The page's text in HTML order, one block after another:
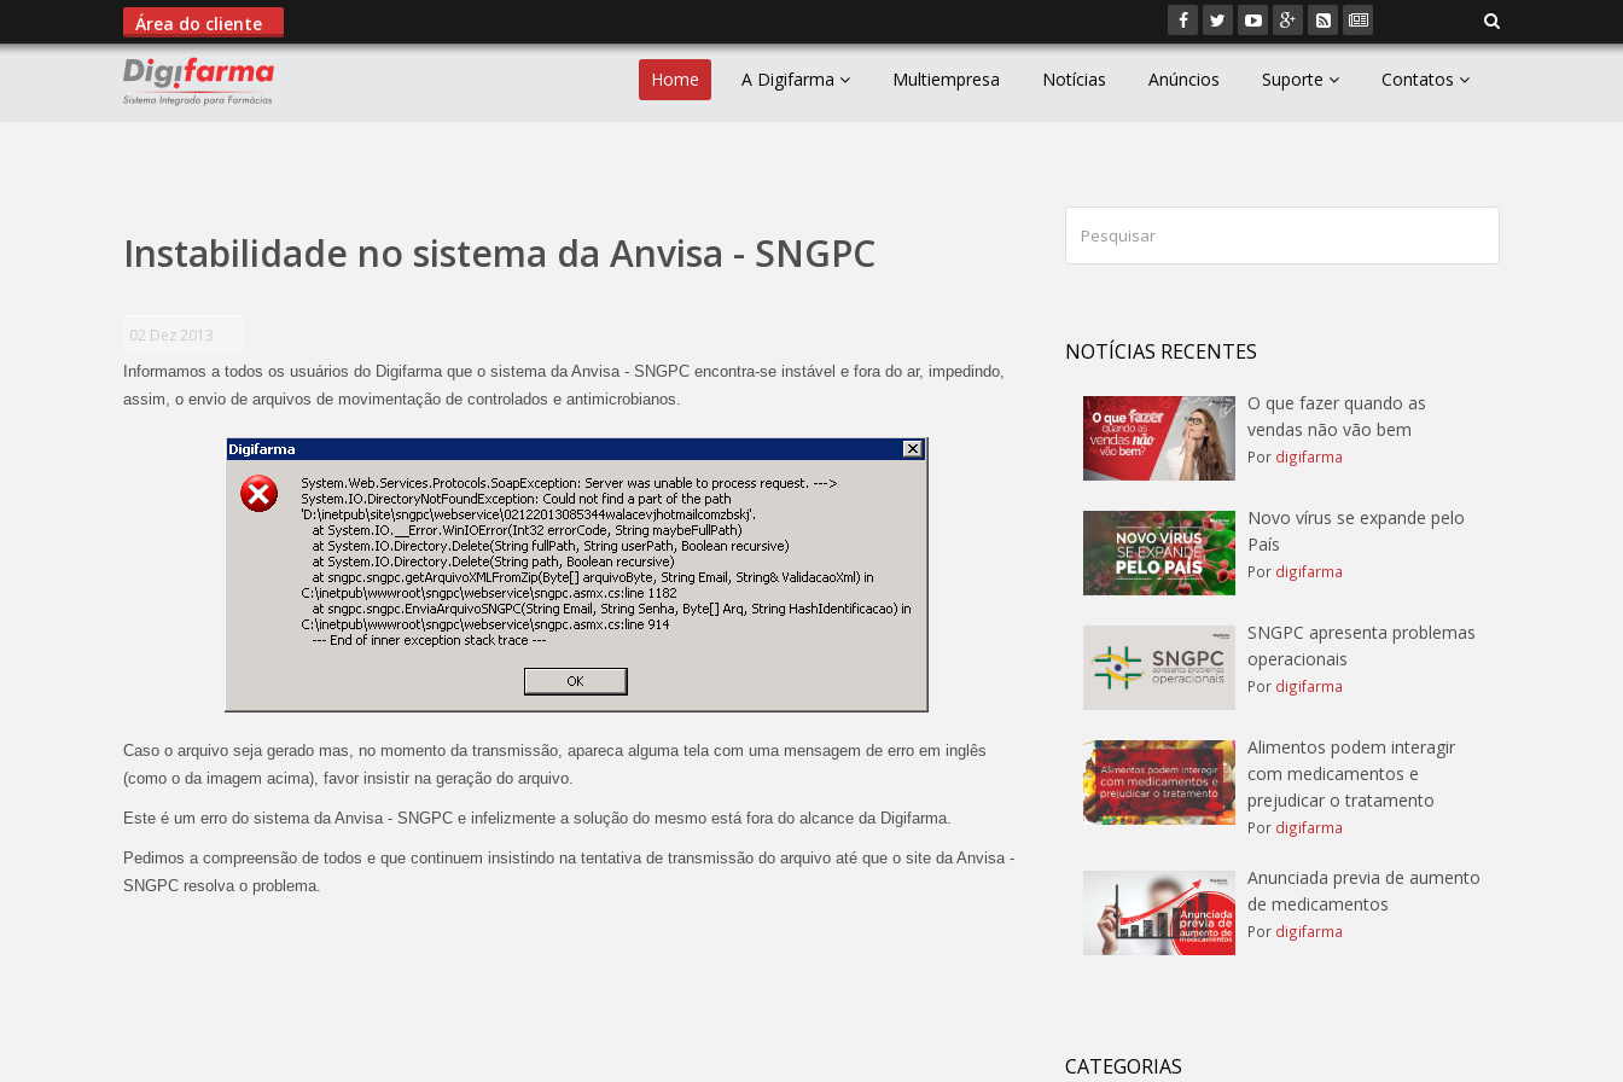
Área do cliente
Home A Digifarma Multiempresa Notícias Anúncios Suporte Contatos
Instabilidade no sistema da Anvisa - SNGPC
02 Dez 2013
Informamos a todos os usuários do Digifarma que o sistema da Anvisa - SNGPC encontra-se instável e fora do ar, impedindo,
assim, o envio de arquivos de movimentação de controlados e antimicrobianos.
Caso o arquivo seja gerado mas, no momento da transmissão, apareca alguma tela com uma mensagem de erro em inglês
(como o da imagem acima), favor insistir na geração do arquivo.
Este é um erro do sistema da Anvisa - SNGPC e infelizmente a solução do mesmo está fora do alcance da Digifarma.
Pedimos a compreensão de todos e que continuem insistindo na tentativa de transmissão do arquivo até que o site da Anvisa -
SNGPC resolva o problema.
NOTÍCIAS RECENTES
O que fazer quando as
vendas não vão bem
Por digifarma
Novo vírus se expande pelo
País
Por digifarma
SNGPC apresenta problemas
operacionais
Por digifarma
Alimentos podem interagir
com medicamentos e
prejudicar o tratamento
Por digifarma
Anunciada previa de aumento
de medicamentos
Por digifarma
CATEGORIAS